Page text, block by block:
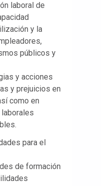
laboral de
y la
públicos y
y acciones
y prejuicios en
como en
para el
de formación